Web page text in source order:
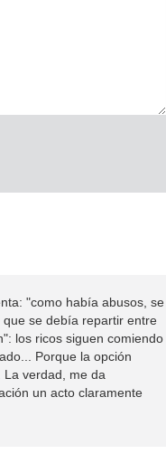
"como había abusos, se
se debía repartir entre
los ricos siguen comiendo
Porque la opción
verdad, me da
un acto claramente